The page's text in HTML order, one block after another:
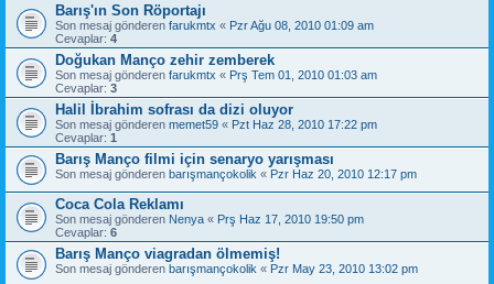
Barış'ın Son Röportajı
Son mesaj gönderen farukmtx « Pzr Ağu 08, 2010 01:09 am
Cevaplar: 4
Doğukan Manço zehir zemberek
Son mesaj gönderen farukmtx « Prş Tem 01, 2010 01:03 am
Cevaplar: 3
Halil İbrahim sofrası da dizi oluyor
Son mesaj gönderen memet59 « Pzt Haz 28, 2010 17:22 pm
Cevaplar: 1
Barış Manço filmi için senaryo yarışması
Son mesaj gönderen barışmançokolik « Pzr Haz 20, 2010 12:17 pm
Coca Cola Reklamı
Son mesaj gönderen Nenya « Prş Haz 17, 2010 19:50 pm
Cevaplar: 6
Barış Manço viagradan ölmemiş!
Son mesaj gönderen barışmançokolik « Pzr May 23, 2010 13:02 pm